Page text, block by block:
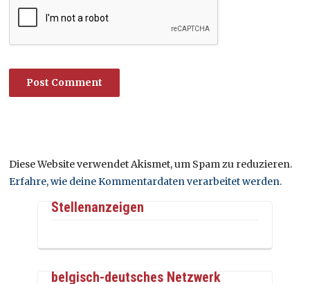
Diese Website verwendet Akismet, um Spam zu reduzieren.
Erfahre, wie deine Kommentardaten verarbeitet werden.
Stellenanzeigen
belgisch-deutsches Netzwerk